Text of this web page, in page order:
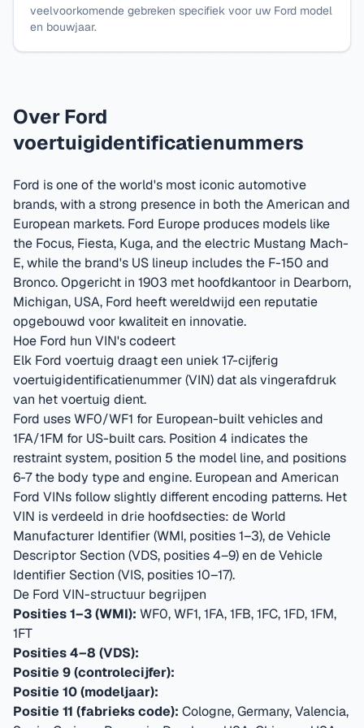
veelvoorkomende gebreken specifiek voor uw Ford model
en bouwjaar.
Over Ford
voertuigidentificatienummers
Ford is one of the world's most iconic automotive
brands, with a strong presence in both the American and
European markets. Ford Europe produces models like
the Focus, Fiesta, Kuga, and the electric Mustang Mach-
E, while the brand's US lineup includes the F-150 and
Bronco.Opgericht in 1903 met hoofdkantoor in Dearborn,
Michigan, USA, Ford heeft wereldwijd een reputatie
opgebouwd voor kwaliteit en innovatie.
Hoe Ford hun VIN's codeert
Elk Ford voertuig draagt een uniek 17-cijferig
voertuigidentificatienummer (VIN) dat als vingerafdruk
van het voertuig dient.
Ford uses WF0/WF1 for European-built vehicles and
1FA/1FM for US-built cars. Position 4 indicates the
restraint system, position 5 the model line, and positions
6-7 the body type and engine. European and American
Ford VINs follow slightly different encoding patterns. Het
VIN is verdeeld in drie hoofdsecties: de World
Manufacturer Identifier (WMI, posities 1–3), de Vehicle
Descriptor Section (VDS, posities 4–9) en de Vehicle
Identifier Section (VIS, posities 10–17).
De Ford VIN-structuur begrijpen
Posities 1–3 (WMI): WF0, WF1, 1FA, 1FB, 1FC, 1FD, 1FM,
1FT
Posities 4–8 (VDS):
Positie 9 (controlecijfer):
Positie 10 (modeljaar):
Positie 11 (fabrieks code): Cologne, Germany, Valencia,